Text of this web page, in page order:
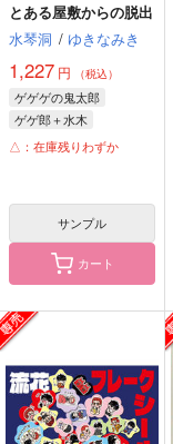
とある屋敷からの脱出
水琴洞 / ゆきなみき
1,227 円 （税込）
ゲゲゲの鬼太郎
ゲゲ郎＋水木
鬼太郎の父（ゲゲ郎）
△：在庫残りわずか
サンプル
カート